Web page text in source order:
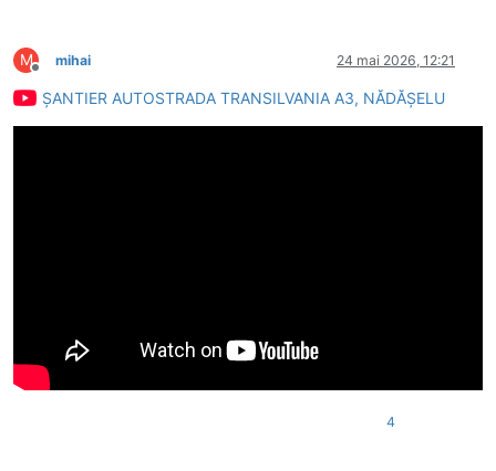
M
Deconectat
mihai 24 mai 2026, 12:21
ȘANTIER AUTOSTRADA TRANSILVANIA A3, NĂDĂȘELU
4